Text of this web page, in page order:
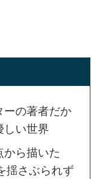
ーの著者だか
しい世界
から描いた
揺さぶられず